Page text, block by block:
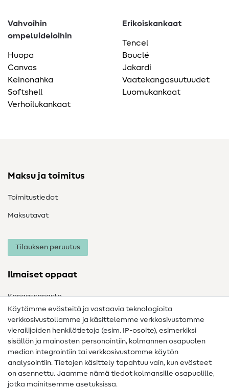
Vahvoihin
ompeluideioihin
Huopa
Canvas
Keinonahka
Softshell
Verhoilukankaat
Erikoiskankaat
Tencel
Bouclé
Jakardi
Vaatekangasuutuudet
Luomukankaat
Maksu ja toimitus
Toimitustiedot
Maksutavat
Tilauksen peruutus
Ilmaiset oppaat
Kangassanasto
Ompelusanasto
Ompeluohjeet
Apua ja yhteystiedot
Yhteystiedot
Käytämme evästeitä ja vastaavia teknologioita
verkkosivustollamme ja käsittelemme verkkosivustomme
vierailijoiden henkilötietoja (esim. IP-osoite), esimerkiksi
sisällön ja mainosten personointiin, kolmannen osapuolen
median integrointiin tai verkkosivustomme käytön
analysointiin. Tietojen käsittely tapahtuu vain, kun evästeet
on asennettu. Jaamme nämä tiedot kolmansille osapuolille,
jotka mainitsemme asetuksissa.